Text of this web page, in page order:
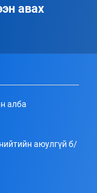
авах
алба
аюулгүй б/